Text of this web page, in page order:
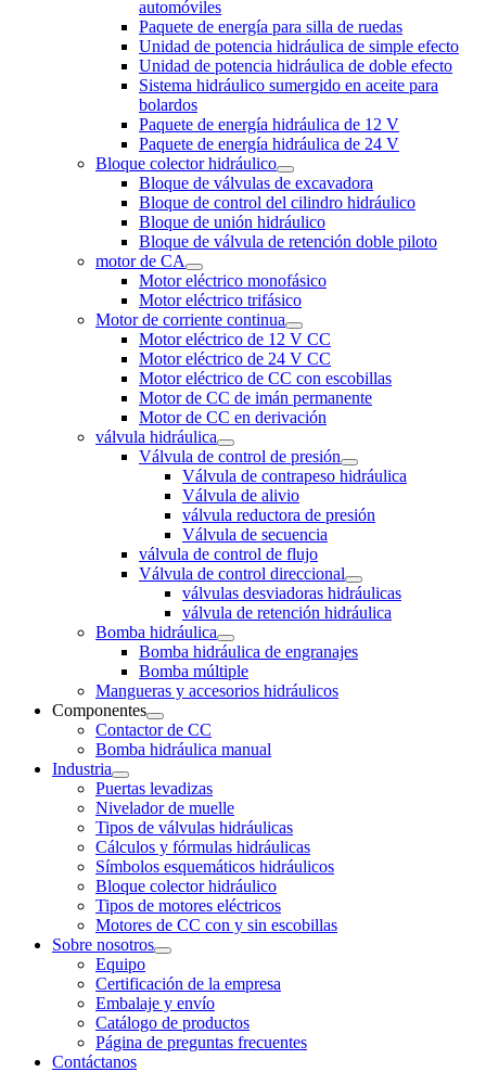
automóviles
Paquete de energía para silla de ruedas
Unidad de potencia hidráulica de simple efecto
Unidad de potencia hidráulica de doble efecto
Sistema hidráulico sumergido en aceite para
bolardos
Paquete de energía hidráulica de 12 V
Paquete de energía hidráulica de 24 V
Bloque colector hidráulico
Bloque de válvulas de excavadora
Bloque de control del cilindro hidráulico
Bloque de unión hidráulico
Bloque de válvula de retención doble piloto
motor de CA
Motor eléctrico monofásico
Motor eléctrico trifásico
Motor de corriente continua
Motor eléctrico de 12 V CC
Motor eléctrico de 24 V CC
Motor eléctrico de CC con escobillas
Motor de CC de imán permanente
Motor de CC en derivación
válvula hidráulica
Válvula de control de presión
Válvula de contrapeso hidráulica
Válvula de alivio
válvula reductora de presión
Válvula de secuencia
válvula de control de flujo
Válvula de control direccional
válvulas desviadoras hidráulicas
válvula de retención hidráulica
Bomba hidráulica
Bomba hidráulica de engranajes
Bomba múltiple
Mangueras y accesorios hidráulicos
Componentes
Contactor de CC
Bomba hidráulica manual
Industria
Puertas levadizas
Nivelador de muelle
Tipos de válvulas hidráulicas
Cálculos y fórmulas hidráulicas
Símbolos esquemáticos hidráulicos
Bloque colector hidráulico
Tipos de motores eléctricos
Motores de CC con y sin escobillas
Sobre nosotros
Equipo
Certificación de la empresa
Embalaje y envío
Catálogo de productos
Página de preguntas frecuentes
Contáctanos